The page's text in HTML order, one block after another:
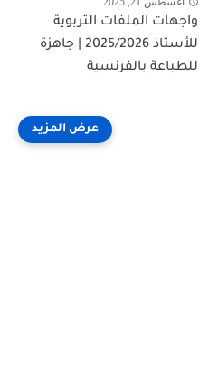
واجهات الملفات التربوية
للأستاذ 2025/2026 | جاهزة
للطباعة بالفرنسية